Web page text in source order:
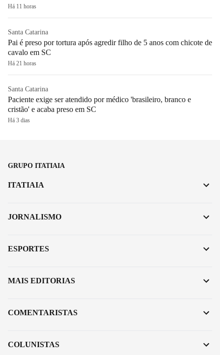
Há 11 horas
Santa Catarina
Pai é preso por tortura após agredir filho de 5 anos com chicote de
cavalo em SC
Há 21 horas
Santa Catarina
Paciente exige ser atendido por médico 'brasileiro, branco e
cristão' e acaba preso em SC
Há 3 dias
GRUPO ITATIAIA
ITATIAIA
JORNALISMO
ESPORTES
MAIS EDITORIAS
COMENTARISTAS
COLUNISTAS